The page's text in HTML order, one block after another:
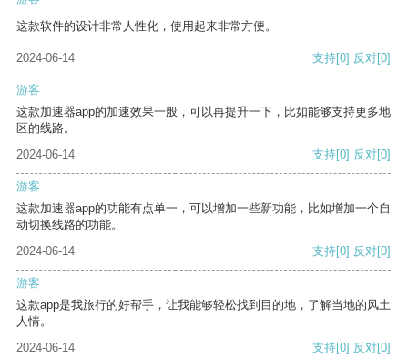
这款软件的设计非常人性化，使用起来非常方便。
2024-06-14 支持[0] 反对[0]
游客
这款加速器app的加速效果一般，可以再提升一下，比如能够支持更多地
区的线路。
2024-06-14
支持[0] 反对[0]
游客
这款加速器app的功能有点单一，可以增加一些新功能，比如增加一个自
动切换线路的功能。
2024-06-14
支持[0] 反对[0]
游客
这款app是我旅行的好帮手，让我能够轻松找到目的地，了解当地的风土
人情。
2024-06-14
支持[0] 反对[0]